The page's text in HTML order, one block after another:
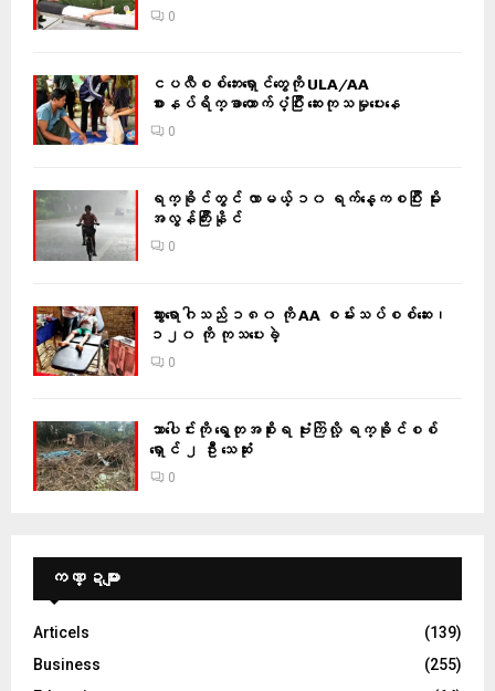
0
ငပလီစစ်ဘေးရှောင်တွေကို ULA/AA
စားနပ်ရိက္ခာထောက်ပံ့ပြီး ဆေးကုသမှုပေးနေ
0
ရက္ခိုင်တွင် လာမယ့် ၁၀ ရက်နေ့ကစပြီး မိုး
အလွန်ကြီးနိုင်
0
သွားရောဂါသည် ၁၈၀ ကို AA စမ်းသပ်စစ်ဆေး၊
၁၂၀ ကို ကုသပေးခဲ့
0
သာပေါင်းကို ရွေတုအစိုးရ ဗုံးကြဲလို့ ရက္ခိုင်စစ်
ရှောင် ၂ ဦး သေဆုံး
0
ကဏ္ဍများ
Articels
(139)
Business
(255)